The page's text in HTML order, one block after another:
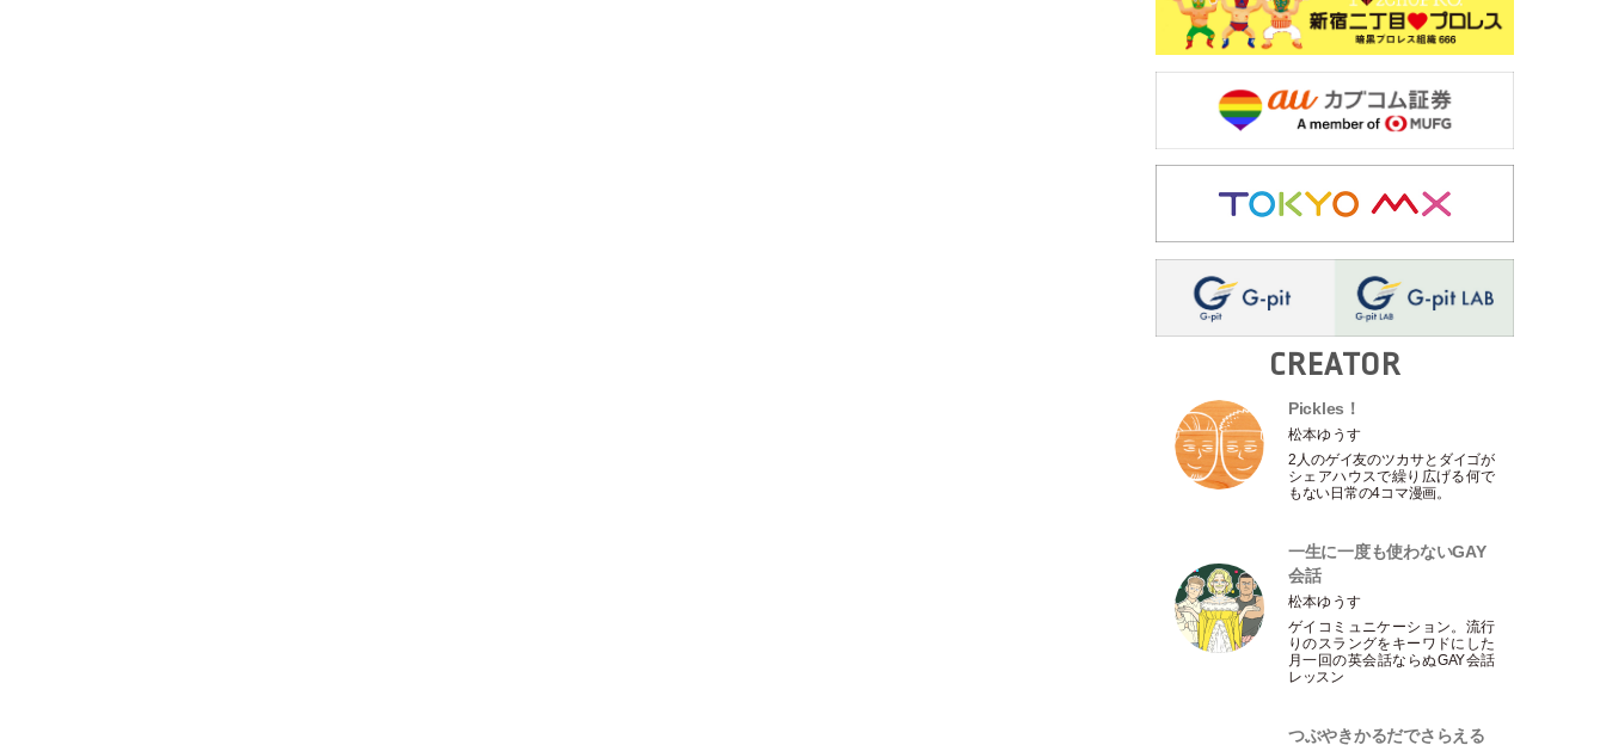
CREATOR
Pickles！
松本ゆうす
2人のゲイ友のツカサとダイゴが
シェアハウスで繰り広げる何で
もない日常の4コマ漫画。
一生に一度も使わないGAY
会話
松本ゆうす
ゲイコミュニケーション。流行
りのスラングをキーワドにした
月一回の英会話ならぬGAY会話
レッスン
つぶやきかるだでさらえる